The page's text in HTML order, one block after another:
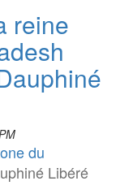
reine
du
Libéré